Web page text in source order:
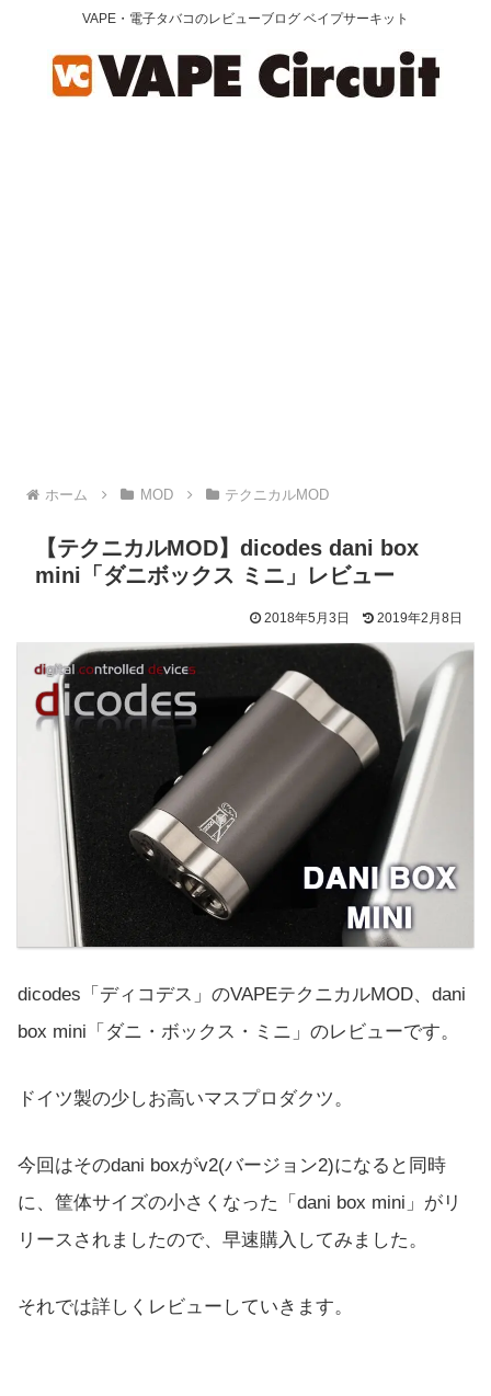
VAPE・電子タバコのレビューブログ ベイプサーキット
ホーム MOD テクニカルMOD
【テクニカルMOD】dicodes dani box
mini「ダニボックス ミニ」レビュー
2018年5月3日 2019年2月8日
dicodes「ディコデス」のVAPEテクニカルMOD、dani
box mini「ダニ・ボックス・ミニ」のレビューです。
ドイツ製の少しお高いマスプロダクツ。
今回はそのdani boxがv2(バージョン2)になると同時
に、筐体サイズの小さくなった「dani box mini」がリ
リースされましたので、早速購入してみました。
それでは詳しくレビューしていきます。